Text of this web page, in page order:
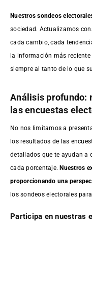
Nuestros sondeos
sociedad. Actualizamos
cada cambio, cada
la información más reciente
siempre al tanto de lo que
Análisis profundo:
las encuestas
No nos limitamos a
los resultados de las
detallados que te ayudan a
cada porcentaje.Nuestros
proporcionando una
los sondeos electorales
Participa en nuestras